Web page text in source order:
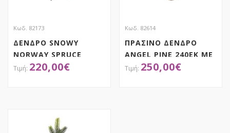
Κωδ. 82173
ΔΕΝΔΡΟ SNOWY
NORWAY SPRUCE
180EK220,00€
Κωδ. 82614
ΠΡΑΣΙΝΟ ΔΕΝΔΡΟ
ANGEL PINE 240ΕΚ ΜΕ
ΠΛΑΣΤΙΚΑ ΚΛΑΔΙΑ ΣΕ
250,00€